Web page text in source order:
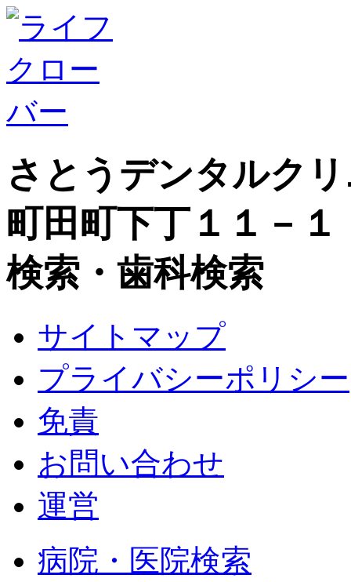
さとうデンタルク
町田町下丁１１－
検索・歯科検索
サイトマップ
プライバシーポリシー
免責
お問い合わせ
運営
病院・医院検索